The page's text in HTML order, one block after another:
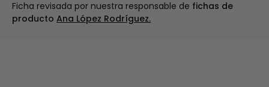
Ficha revisada por nuestra responsable de fichas de
producto Ana López Rodríguez.